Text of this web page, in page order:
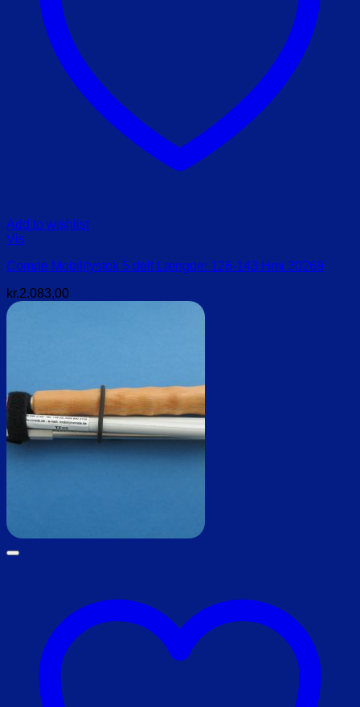
Add to wishlist
Vis
Comde Mobilitystok 5 delt Længde: 126-143 Hmi 30269
kr.2.083,00